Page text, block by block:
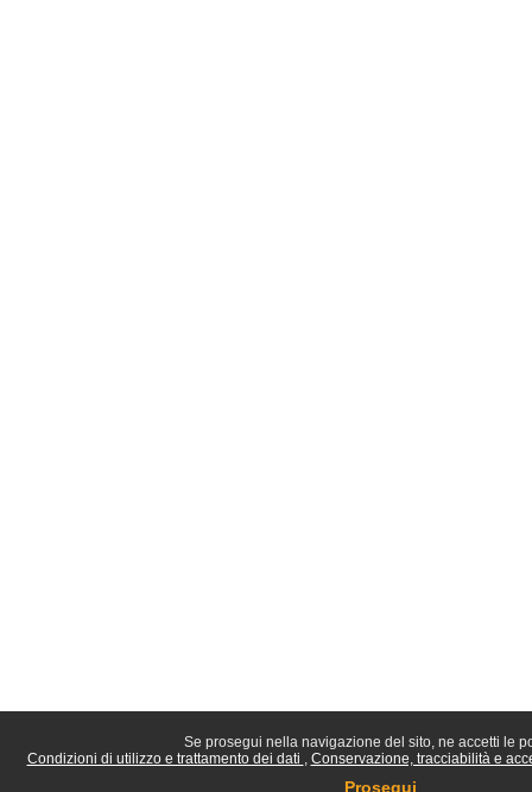
Se prosegui nella navigazione del sito, ne accetti le
Condizioni di utilizzo e trattamento dei dati
Conservazione, tracciabilità e
Prosegui